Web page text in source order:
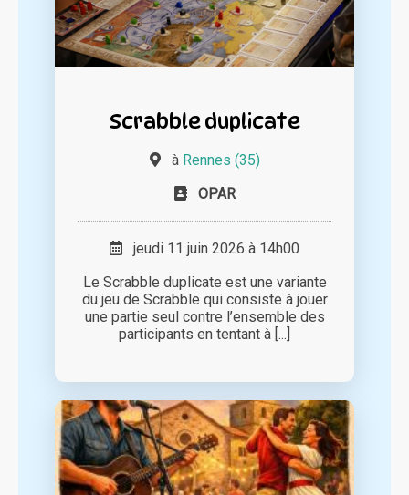
Scrabble duplicate
à Rennes (35)
OPAR
jeudi 11 juin 2026 à 14h00
Le Scrabble duplicate est une variante
du jeu de Scrabble qui consiste à jouer
une partie seul contre l’ensemble des
participants en tentant à [...]